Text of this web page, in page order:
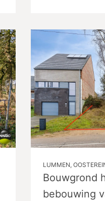
LUMMEN,
Bouwgrond
bebouwing